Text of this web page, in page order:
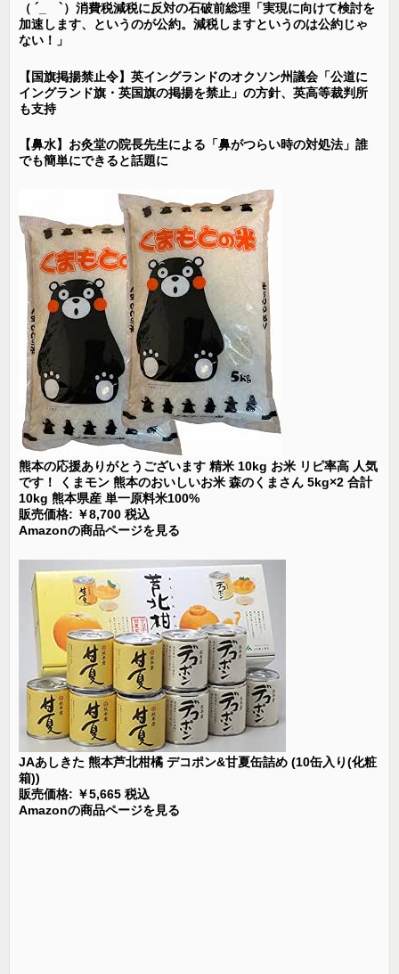
（ ´_ゝ`）消費税減税に反対の石破前総理「実現に向けて検討を
加速します、というのが公約。減税しますというのは公約じゃ
ない！」
【国旗掲揚禁止令】英イングランドのオクソン州議会「公道に
イングランド旗・英国旗の掲揚を禁止」の方針、英高等裁判所
も支持
【鼻水】お灸堂の院長先生による「鼻がつらい時の対処法」誰
でも簡単にできると話題に
熊本の応援ありがとうございます 精米 10kg お米 リピ率高 人気
です！ くまモン 熊本のおいしいお米 森のくまさん 5kg×2 合計
10kg 熊本県産 単一原料米100%
販売価格: ￥8,700 税込
Amazonの商品ページを見る
JAあしきた 熊本芦北柑橘 デコポン&甘夏缶詰め (10缶入り(化粧
箱))
販売価格: ￥5,665 税込
Amazonの商品ページを見る